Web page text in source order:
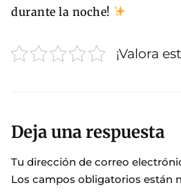
durante la noche!
¡Valora
Deja una respuesta
Tu dirección de correo
Los campos obligatorios están